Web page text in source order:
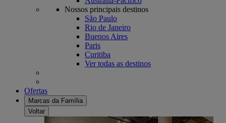
Nossos principais destinos
São Paulo
Rio de Janeiro
Buenos Aires
Paris
Curitiba
Ver todas as destinos
Ofertas
Marcas da Família
Voltar